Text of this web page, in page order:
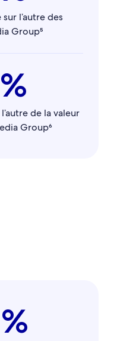
l’autre des
Group⁵
de la valeur
Group⁶